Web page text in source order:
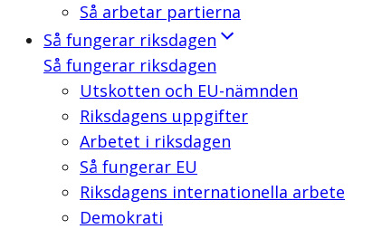
Så arbetar partierna
Så fungerar riksdagen
Så fungerar riksdagen
Utskotten och EU-nämnden
Riksdagens uppgifter
Arbetet i riksdagen
Så fungerar EU
Riksdagens internationella arbete
Demokrati